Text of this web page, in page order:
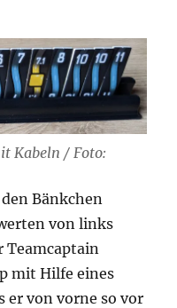
Kabeln / Foto:
Bänkchen
von links
Teamcaptain
mit Hilfe eines
er von vorne so vor